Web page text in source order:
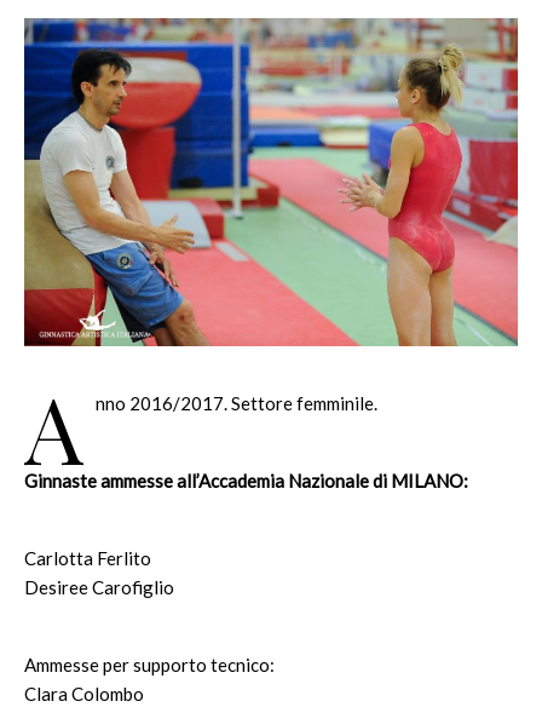
A nno 2016/2017. Settore femminile.
Ginnaste ammesse all’Accademia Nazionale di MILANO:
Carlotta Ferlito
Desiree Carofiglio
Ammesse per supporto tecnico:
Clara Colombo